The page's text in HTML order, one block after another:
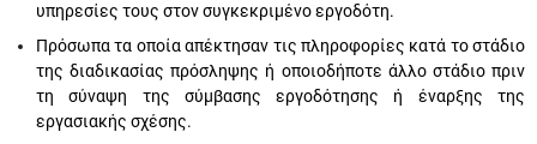
υπηρεσίες τους στον συγκεκριμένο εργοδότη.
Πρόσωπα τα οποία απέκτησαν τις πληροφορίες κατά το στάδιο
της διαδικασίας πρόσληψης ή οποιοδήποτε άλλο στάδιο πριν
τη σύναψη της σύμβασης εργοδότησης ή έναρξης της
εργασιακής σχέσης.